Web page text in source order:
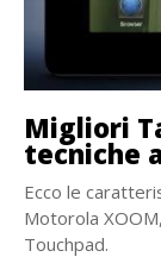
Migliori
tecniche
Ecco le
Motorola
Touchpad.